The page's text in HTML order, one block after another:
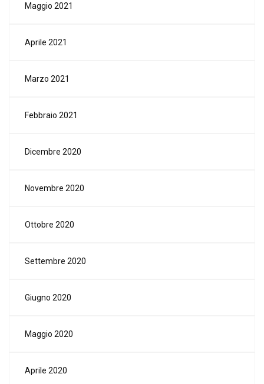
Maggio 2021
Aprile 2021
Marzo 2021
Febbraio 2021
Dicembre 2020
Novembre 2020
Ottobre 2020
Settembre 2020
Giugno 2020
Maggio 2020
Aprile 2020